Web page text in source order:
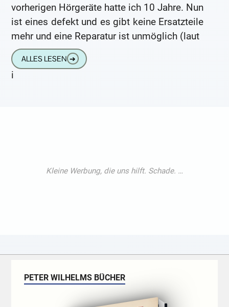
vorherigen Hörgeräte hatte ich 10 Jahre. Nun
ist eines defekt und es gibt keine Ersatzteile
mehr und eine Reparatur ist unmöglich (laut
ALLES LESEN ➔
i
PETER WILHELMS BÜCHER